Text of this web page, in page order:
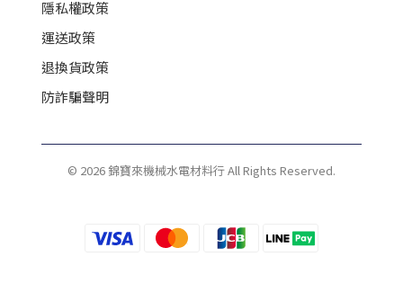
隱私權政策
運送政策
退換貨政策
防詐騙聲明
© 2026 錦寶來機械水電材料行 All Rights Reserved.